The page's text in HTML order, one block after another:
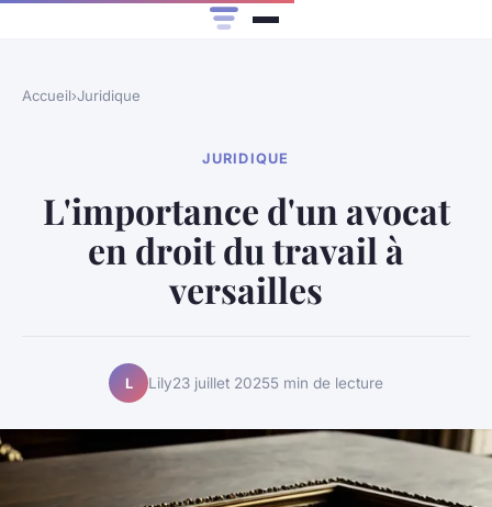
Accueil›Juridique
JURIDIQUE
L'importance d'un avocat
en droit du travail à
versailles
L Lily23 juillet 20255 min de lecture